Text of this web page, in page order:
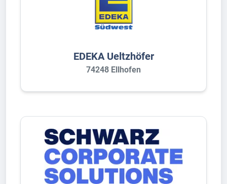
EDEKA Ueltzhöfer
74248 Ellhofen